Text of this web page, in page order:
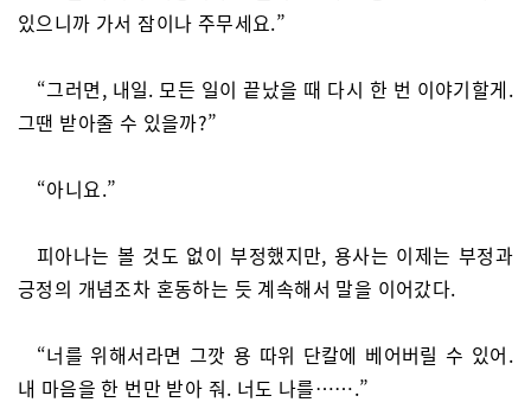
있으니까 가서 잠이나 주무세요.”
“그러면, 내일. 모든 일이 끝났을 때 다시 한 번 이야기할게.
그땐 받아줄 수 있을까?”
“아니요.”
피아나는 볼 것도 없이 부정했지만, 용사는 이제는 부정과
긍정의 개념조차 혼동하는 듯 계속해서 말을 이어갔다.
“너를 위해서라면 그깟 용 따위 단칼에 베어버릴 수 있어.
내 마음을 한 번만 받아 줘. 너도 나를…….”